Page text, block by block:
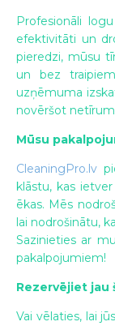
Profesionāli
efektivitāti un
pieredzi, mūsu
un bez
uzņēmuma
novēršot
Mūsu
CleaningPro.lv
klāstu, kas
ēkas. Mēs
lai nodrošinātu,
Sazinieties ar
pakalpojumiem!
Rezervējiet jau
Vai vēlaties, lai